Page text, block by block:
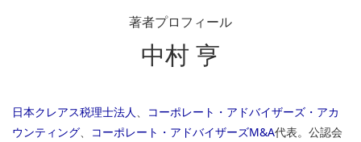
著者プロフィール
中村 亨
日本クレアス税理士法人、
コーポレート・アドバイザーズ・アカ
ウンティング、 コーポレート・アドバイザーズM&A代表。公認会